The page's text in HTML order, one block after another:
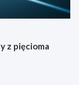
z pięcioma